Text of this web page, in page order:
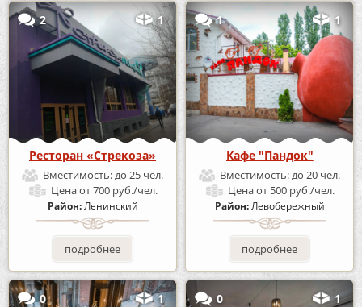
2 1
Ресторан «Стрекоза»
Вместимость:до 25 чел.
Ценаот 700 руб./чел.
Район:Ленинский
подробнее
1 1
Кафе "Пандок"
Вместимость:до 20 чел.
Ценаот 500 руб./чел.
Район:Левобережный
подробнее
0 1 0 1